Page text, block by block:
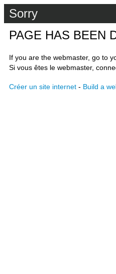
Sorry
PAGE HAS BEEN
If you are the webmaster, go to
Si vous êtes le webmaster,
Créer un site internet - Build a